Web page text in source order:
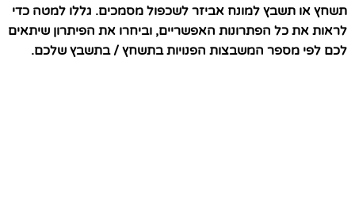
תשחץ או תשבץ למונח אביזר לשכפול מסמכים. גללו למטה כדי
לראות את כל הפתרונות האפשריים, וביחרו את הפיתרון שיתאים
לכם לפי מספר המשבצות הפנויות בתשחץ / בתשבץ שלכם.